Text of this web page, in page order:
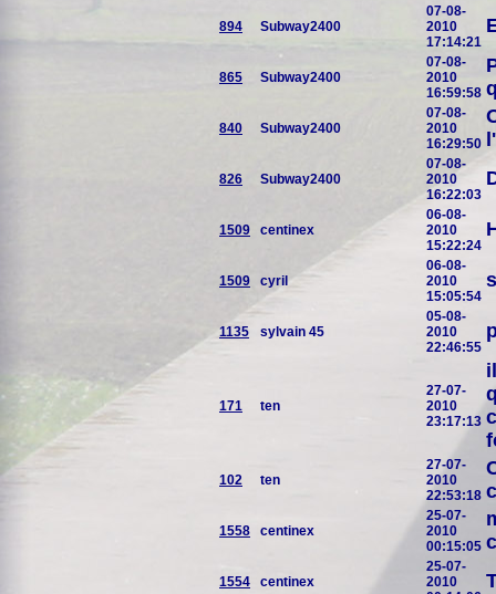
894 Subway2400
07-08-
2010
17:14:21
865 Subway2400
07-08-
2010
16:59:58
840 Subway2400
07-08-
2010
16:29:50
826 Subway2400
07-08-
2010
16:22:03
1509 centinex
06-08-
2010
15:22:24
1509 cyril
06-08-
2010
15:05:54
1135 sylvain 45
05-08-
2010
22:46:55
171 ten
27-07-
2010
23:17:13
102 ten
27-07-
2010
22:53:18
1558 centinex
25-07-
2010
00:15:05
1554 centinex
25-07-
2010